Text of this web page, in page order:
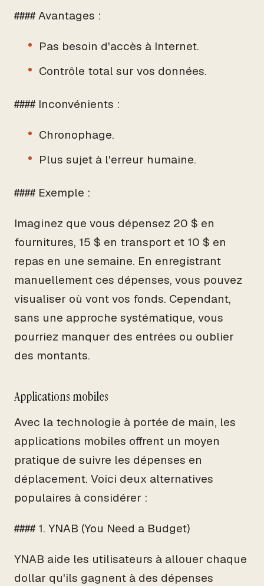
#### Avantages :
Pas besoin d'accès à Internet.
Contrôle total sur vos données.
#### Inconvénients :
Chronophage.
Plus sujet à l'erreur humaine.
#### Exemple :
Imaginez que vous dépensez 20 $ en
fournitures, 15 $ en transport et 10 $ en
repas en une semaine. En enregistrant
manuellement ces dépenses, vous pouvez
visualiser où vont vos fonds. Cependant,
sans une approche systématique, vous
pourriez manquer des entrées ou oublier
des montants.
Applications mobiles
Avec la technologie à portée de main, les
applications mobiles offrent un moyen
pratique de suivre les dépenses en
déplacement. Voici deux alternatives
populaires à considérer :
#### 1. YNAB (You Need a Budget)
YNAB aide les utilisateurs à allouer chaque
dollar qu'ils gagnent à des dépenses